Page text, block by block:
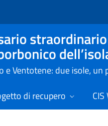
e Ventotene: due isole,
di recupero